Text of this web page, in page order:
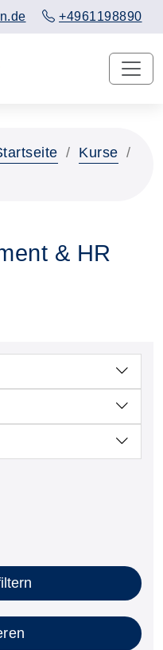
+4961198890
Kurse
& HR